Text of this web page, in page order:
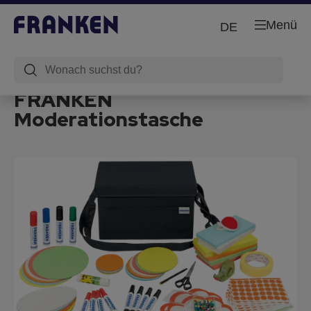
Menü
DE
FRANKEN
Moderationstasche